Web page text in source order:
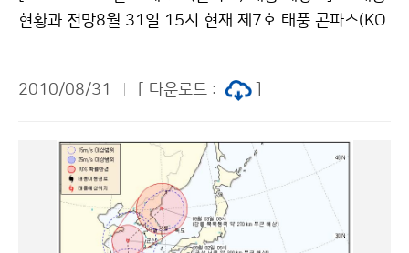
체로 흐리고 경기도와 강원도지방에서 산발적으로 비가
오는 곳이 있다. 9월 1일(수)은 제주도남쪽먼바다에서 북
받겠으므로 낮에 제주도부터 비가 시작되어 오후나 오후
가 오는 곳이 있겠다 9월 2일(목)은 제7호 태풍의 영향을
받겠으므로 전국이 흐리고 비가 오겠으며, 강원도와 전라
남북도지방에서는 3일(목)까지 이어지겠다 1일(수) 밤부
터 3일(금) 사이에 전국에서 바람이 강하게 불고 많은 비
현황과 전망8월 31일 15시 현재 제7호 태풍 곤파스(KO
있으며, 중심기압은 960hPa, 중심 부근 최대풍속은 초속
다. 제7호 태풍이 점차 북상함에 따라 9월 1일(수) 아침
에 제주도남쪽먼바다를 시작 으로, 오후늦게나 밤에는 제
주도와 전라남도지방까지, 9월 2일(목)는 그 밖의 전국이
태풍의 영향으로 강한 바람과 많은 비가 예상되니, 산사태
2010/08/31 [ 다운로드 :